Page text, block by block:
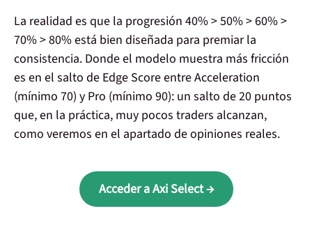
La realidad es que la progresión 40% > 50% > 60% >
70% > 80% está bien diseñada para premiar la
consistencia. Donde el modelo muestra más fricción
es en el salto de Edge Score entre Acceleration
(mínimo 70) y Pro (mínimo 90): un salto de 20 puntos
que, en la práctica, muy pocos traders alcanzan,
como veremos en el apartado de opiniones reales.
Acceder a Axi Select →